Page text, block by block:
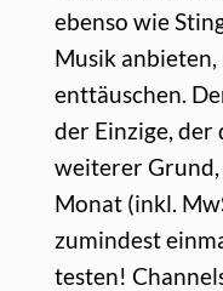
ebenso wie
Musik
enttäuschen.
der Einzige, der
weiterer
Monat (inkl.
zumindest
testen!